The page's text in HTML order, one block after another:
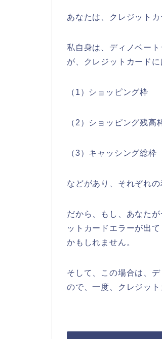
あなたは、クレジット
私自身は、ディノベー
が、クレジットカードに
（1）ショッピング枠
（2）ショッピング残高
（3）キャッシング総枠
などがあり、それぞれ
だから、もし、あなた
ットカードエラーが出
かもしれません。
そして、この場合は、
ので、一度、クレジッ